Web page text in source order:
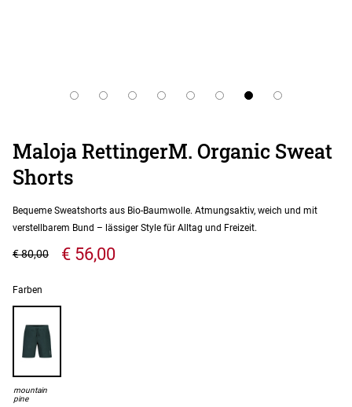
Maloja RettingerM. Organic Sweat
Shorts
Bequeme Sweatshorts aus Bio-Baumwolle. Atmungsaktiv, weich und mit
verstellbarem Bund – lässiger Style für Alltag und Freizeit.
€ 56,00
€ 80,00
Farben
mountain
pine